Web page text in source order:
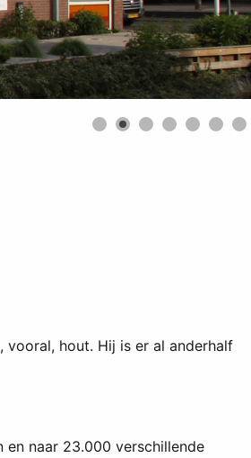
vooral, hout. Hij is er al anderhalf
en naar 23.000 verschillende